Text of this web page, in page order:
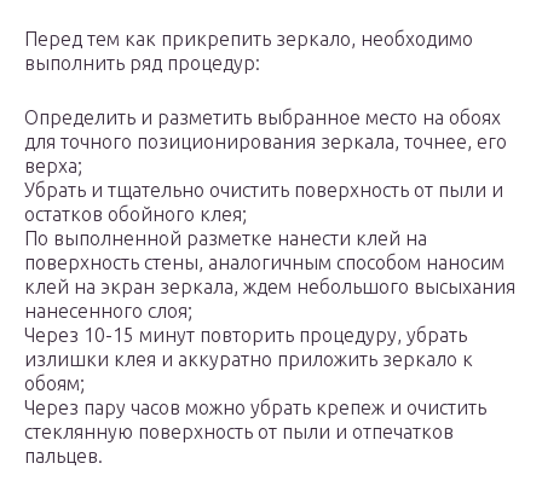
Перед тем как прикрепить зеркало, необходимо
выполнить ряд процедур:
Определить и разметить выбранное место на обоях
для точного позиционирования зеркала, точнее, его
верха;
Убрать и тщательно очистить поверхность от пыли и
остатков обойного клея;
По выполненной разметке нанести клей на
поверхность стены, аналогичным способом наносим
клей на экран зеркала, ждем небольшого высыхания
нанесенного слоя;
Через 10-15 минут повторить процедуру, убрать
излишки клея и аккуратно приложить зеркало к
обоям;
Через пару часов можно убрать крепеж и очистить
стеклянную поверхность от пыли и отпечатков
пальцев.